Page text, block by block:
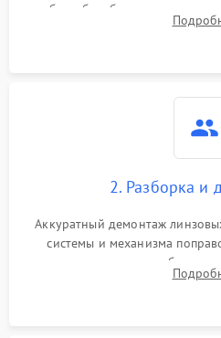
работы барабанчиков ввода
параллакса и зума.
2. Разборка и
Аккуратный демонтаж
системы и механизма
внутренних резьбовых
уплотнительных колец.